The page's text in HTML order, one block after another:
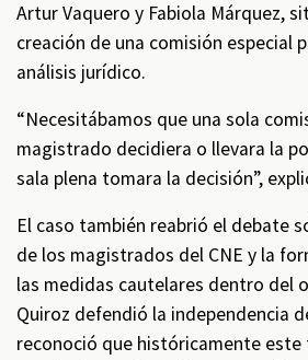
Artur Vaquero y Fabiola Márquez,
creación de una comisión especial
análisis jurídico.
“Necesitábamos que una sola
magistrado decidiera o llevara la
sala plena tomara la decisión”,
El caso también reabrió el debate
de los magistrados del CNE y la
las medidas cautelares dentro del
Quiroz defendió la independencia
reconoció que históricamente este